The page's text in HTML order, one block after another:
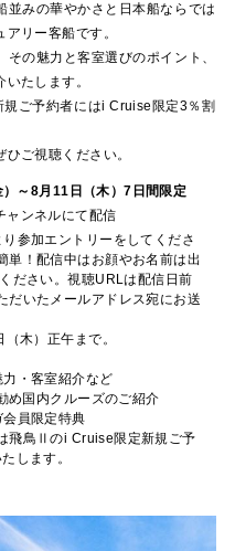
みの華やかさと日本船ならでは
リー客船です。
の魅力と客室選びのポイント、
たします。
ご予約者にはi Cruise限定3％割
ご視聴ください。
～8月11日（木）7日間限定
ャンネルにて配信
参加エントリーをしてくださ
単！配信中はお顔やお名前は出
ださい。視聴URLは配信日前
だいたメールアドレス宛にお送
木）正午まで。
・客室紹介など
め国内クルーズのご紹介
員限定特典
飛鳥Ⅱのi Cruise限定新規ご予
します。